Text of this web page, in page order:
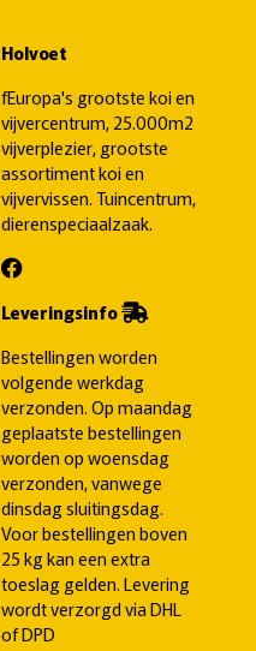
Holvoet
fEuropa's grootste koi en
vijvercentrum, 25.000m2
vijverplezier, grootste
assortiment koi en
vijvervissen. Tuincentrum,
dierenspeciaalzaak.
Leveringsinfo
Bestellingen worden
volgende werkdag
verzonden. Op maandag
geplaatste bestellingen
worden op woensdag
verzonden, vanwege
dinsdag sluitingsdag.
Voor bestellingen boven
25 kg kan een extra
toeslag gelden. Levering
wordt verzorgd via DHL
of DPD